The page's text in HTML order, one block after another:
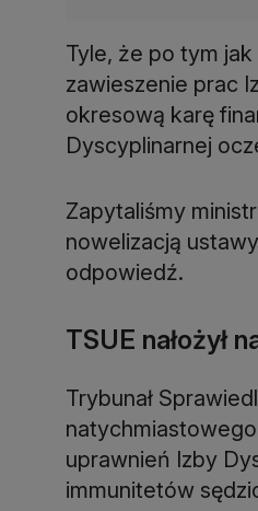
Tyle, że po tym
zawieszenie prac
okresową karę
Dyscyplinarnej
Zapytaliśmy
nowelizacją
odpowiedź.
TSUE nałożył
Trybunał
uprawnień Izby
immunitetów